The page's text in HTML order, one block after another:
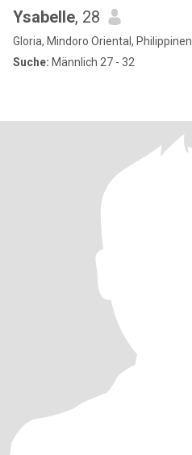
Ysabelle, 28
Gloria, Mindoro Oriental, Philippinen
Suche: Männlich 27 - 32